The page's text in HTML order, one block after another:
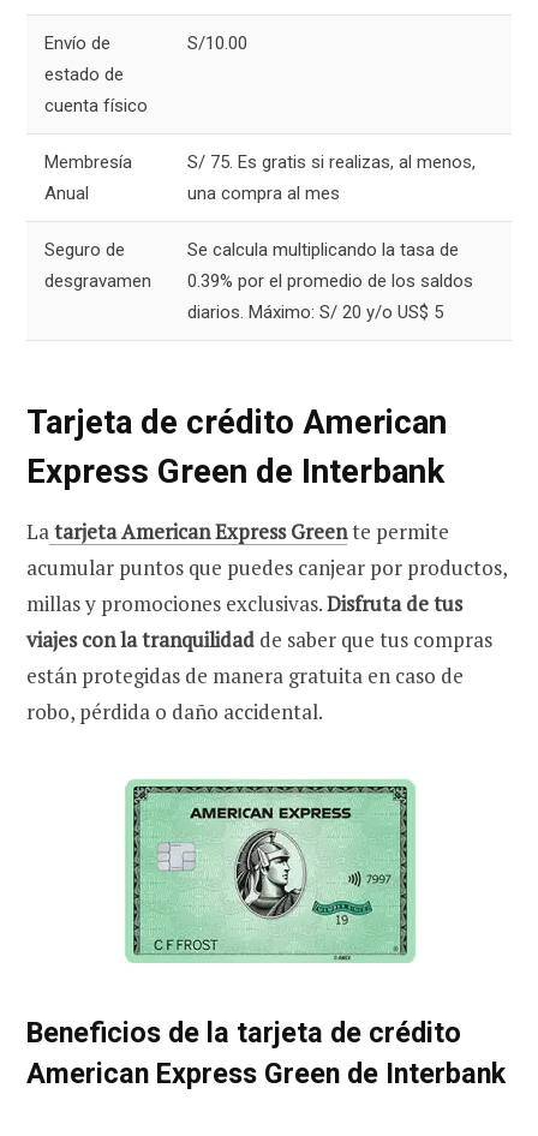
Envío de
estado de
cuenta físico
S/10.00
Membresía
Anual
S/ 75. Es gratis si realizas, al menos,
una compra al mes
Seguro de
desgravamen
Se calcula multiplicando la tasa de
0.39% por el promedio de los saldos
diarios. Máximo: S/ 20 y/o US$ 5
Tarjeta de crédito American
Express Green de Interbank
Latarjeta American Express Greente permite
acumular puntos que puedes canjear por productos,
millas y promociones exclusivas.Disfruta de tus
viajes con la tranquilidad de saber que tus compras
están protegidas de manera gratuita en caso de
robo, pérdida o daño accidental.
Beneficios de la tarjeta de crédito
American Express Green de Interbank